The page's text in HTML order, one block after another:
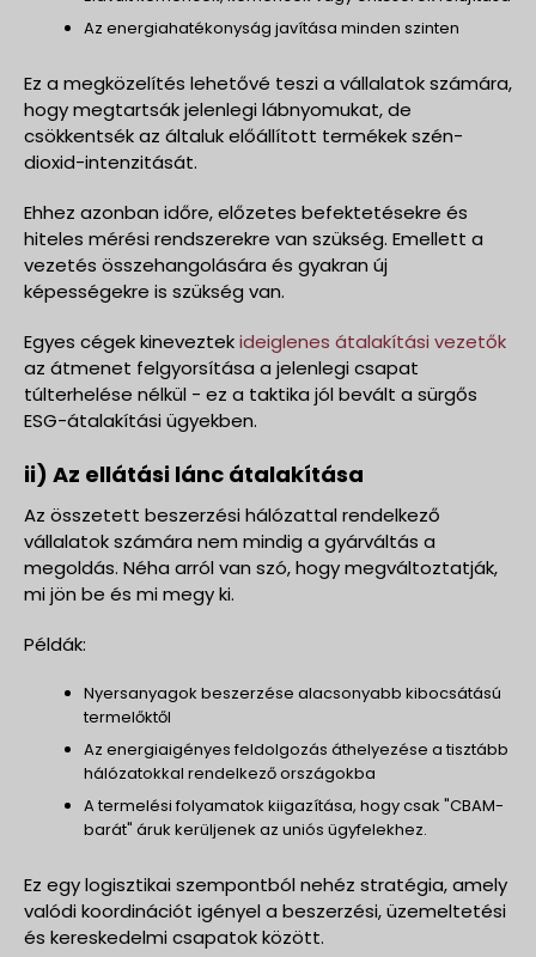
Az energiahatékonyság javítása minden szinten
Ez a megközelítés lehetővé teszi a vállalatok számára,
hogy megtartsák jelenlegi lábnyomukat, de
csökkentsék az általuk előállított termékek szén-
dioxid-intenzitását.
Ehhez azonban időre, előzetes befektetésekre és
hiteles mérési rendszerekre van szükség. Emellett a
vezetés összehangolására és gyakran új
képességekre is szükség van.
Egyes cégek kineveztekideiglenes átalakítási vezetők
az átmenet felgyorsítása a jelenlegi csapat
túlterhelése nélkül - ez a taktika jól bevált a sürgős
ESG-átalakítási ügyekben.
ii) Az ellátási lánc átalakítása
Az összetett beszerzési hálózattal rendelkező
vállalatok számára nem mindig a gyárváltás a
megoldás. Néha arról van szó, hogy megváltoztatják,
mi jön be és mi megy ki.
Példák:
Nyersanyagok beszerzése alacsonyabb kibocsátású
termelőktől
Az energiaigényes feldolgozás áthelyezése a tisztább
hálózatokkal rendelkező országokba
A termelési folyamatok kiigazítása, hogy csak "CBAM-
barát" áruk kerüljenek az uniós ügyfelekhez.
Ez egy logisztikai szempontból nehéz stratégia, amely
valódi koordinációt igényel a beszerzési, üzemeltetési
és kereskedelmi csapatok között.